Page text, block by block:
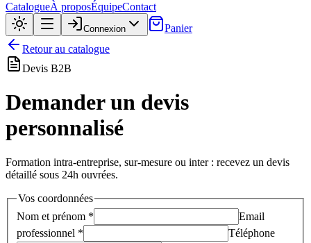
CatalogueÀ proposÉquipeContact
Connexion
Panier
Retour au catalogue
Devis B2B
Demander un devis
personnalisé
Formation intra-entreprise, sur-mesure ou inter : recevez un devis
détaillé sous 24h ouvrées.
Vos coordonnées
Nom et prénom *
Email
professionnel *
Téléphone